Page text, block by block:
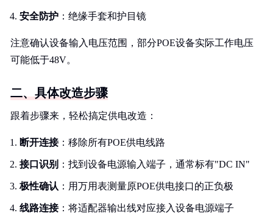
安全防护 ：绝缘手套和护目镜
注意确认设备输入电压范围，部分POE设备实际工作电压
可能低于48V。
二、具体改造步骤
跟着步骤来，轻松搞定供电改造：
断开连接：移除所有POE供电线路
接口识别 ：找到设备电源输入端子，通常标有"DC IN"
极性确认 ：用万用表测量原POE供电接口的正负极
线路连接：将适配器输出线对应接入设备电源端子